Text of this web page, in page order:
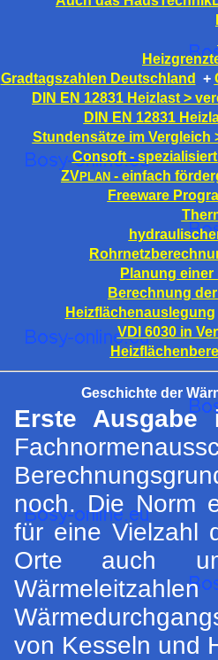
Gradtagszahlen Deutschland
+
DIN EN 12831 Heizlast >
DIN EN 12831
Stundensätze im Vergleich
Consoft -
ZVPLAN - einfach
Freeware
Planung
Berechnung
Heizflächenauslegung
VDI 6030 in
Geschichte der
Erste Ausgabe
noch. Die Norm
für eine Vielzahl
Orte auch
von Kesseln und